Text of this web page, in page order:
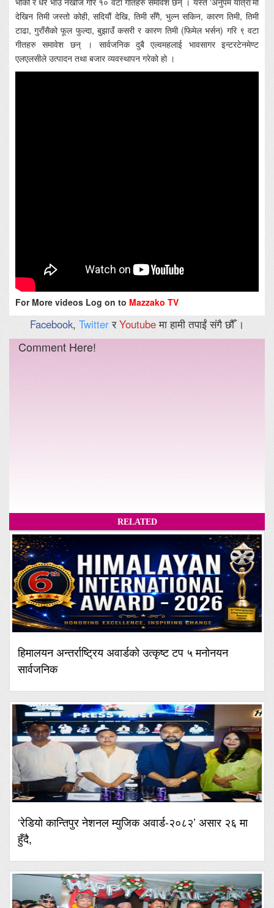
देखिन तिमी जस्तो कोही, सदियौं देखि, तिमी सँगै, भुल्न सकिन, कारण तिमी, तिमी
टाढा, गुराँसैको फूल फुल्दा, बुझाउँ कसरी र कारण तिमी (फिमेल भर्सन) गरि ९ वटा
गीतहरु समावेश छन् । सार्वजनिक दुबै एल्वमहलाई भावसागर इन्टरटेनमेण्ट
एलएलसीले उत्पादन तथा बजार व्यवस्थापन गरेको हो ।
For More videos Log on to Mazzako TV
Facebook, TwitterरYoutubeमा हामी तपाईं संगै छौँ ।
Comment Here!
RELATED
हिमालयन अन्तर्राष्ट्रिय अवार्डको उत्कृष्ट टप ५ मनोनयन
सार्वजनिक
‘रेडियो कान्तिपुर नेशनल म्युजिक अवार्ड-२०८२’ असार २६ मा
हुँदै,